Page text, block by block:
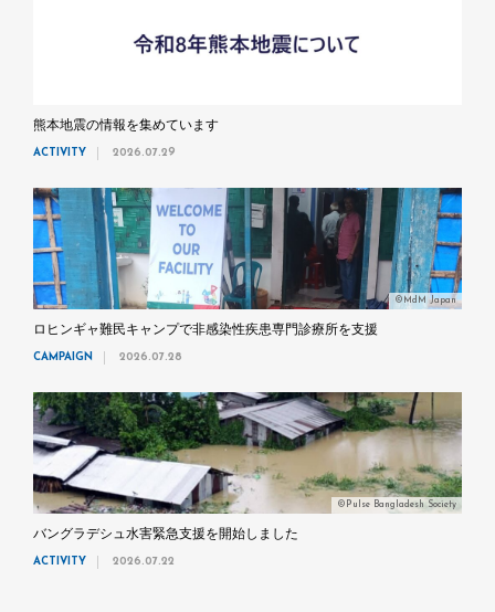
熊本地震の情報を集めています
ACTIVITY 2026.07.29
©MdM Japan
ロヒンギャ難民キャンプで非感染性疾患専門診療所を支援
CAMPAIGN 2026.07.28
©Pulse Bangladesh Society
バングラデシュ水害緊急支援を開始しました
ACTIVITY 2026.07.22